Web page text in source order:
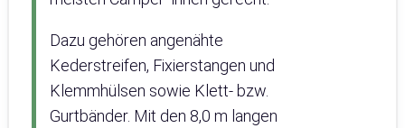
Dazu gehören angenähte
Kederstreifen, Fixierstangen und
Klemmhülsen sowie Klett- bzw.
Gurtbänder. Mit den 8,0 m langen